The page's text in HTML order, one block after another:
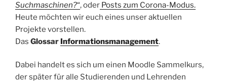
Suchmaschinen?“, oder Posts zum Corona-Modus.
Heute möchten wir euch eines unser aktuellen
Projekte vorstellen.
Das Glossar Informationsmanagement.
Dabei handelt es sich um einen Moodle Sammelkurs,
der später für alle Studierenden und Lehrenden